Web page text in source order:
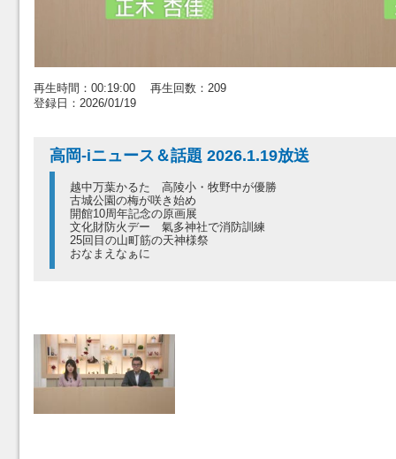
再生時間：00:19:00 再生回数：209
登録日：2026/01/19
高岡-iニュース＆話題 2026.1.19放送
越中万葉かるた 高陵小・牧野中が優勝
古城公園の梅が咲き始め
開館10周年記念の原画展
文化財防火デー 氣多神社で消防訓練
25回目の山町筋の天神様祭
おなまえなぁに